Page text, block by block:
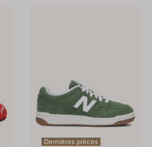
Dernières pièces